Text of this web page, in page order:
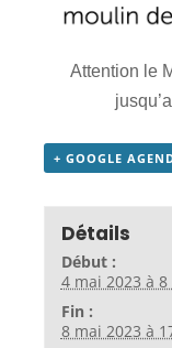
Attention le
+ GOOGLE
Détails
Début :
4 mai 2023 à 8
Fin :
8 mai 2023 à